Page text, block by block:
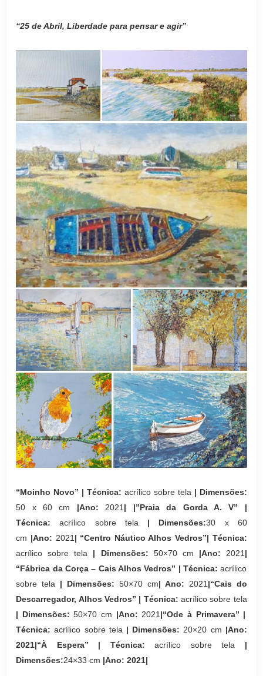
“25 de Abril, Liberdade para pensar e agir”
“Moinho Novo” | Técnica:acrílico sobre tela | Dimensões:
50 x 60 cm |Ano: 2021 | |”Praia da Gorda A. V” |
Técnica:acrílico sobre tela | Dimensões:30 x 60
cm |Ano: 2021 | “Centro Náutico Alhos Vedros”| Técnica:
acrílico sobre tela | Dimensões: 50×70 cm |Ano: 2021 |
“Fábrica da Corça – Cais Alhos Vedros” | Técnica:acrílico
sobre tela | Dimensões:50×70 cm| Ano: 2021 |“Cais do
Descarregador, Alhos Vedros” | Técnica:acrílico sobre tela
| Dimensões:50×70 cm |Ano: 2021 |“Ode à Primavera” |
Técnica:acrílico sobre tela | Dimensões: 20×20 cm |Ano:
2021|“À Espera” | Técnica:acrílico sobre tela |
Dimensões:24×33 cm |Ano: 2021|